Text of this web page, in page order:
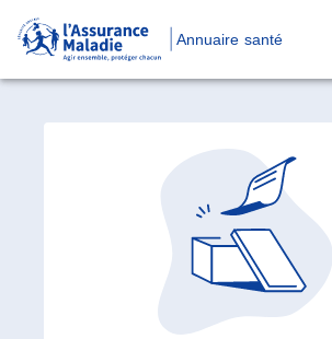
Annuaire santé